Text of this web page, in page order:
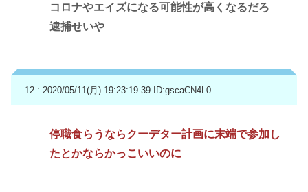
コロナやエイズになる可能性が高くなるだろ
逮捕せいや
12 : 2020/05/11(月) 19:23:19.39 ID:gscaCN4L0
停職食らうならクーデター計画に末端で参加し
たとかならかっこいいのに